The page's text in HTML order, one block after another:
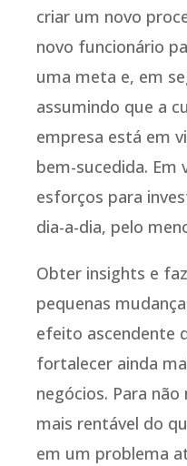
criar um novo
novo funcionário
uma meta e, em
assumindo que a
empresa está em
bem-sucedida. Em
esforços para
dia-a-dia, pelo
Obter insights e
pequenas
efeito ascendente
fortalecer ainda
negócios. Para
mais rentável do
em um problema